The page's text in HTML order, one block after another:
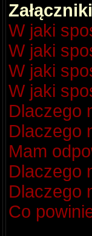
Załączniki
W jaki
W jaki
W jaki
W jaki
Dlaczego
Dlaczego
Mam
Dlaczego
Dlaczego
Co